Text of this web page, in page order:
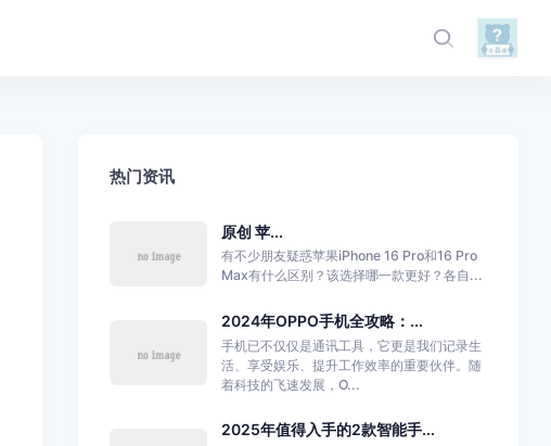
热门资讯
原创 苹...
有不少朋友疑惑苹果iPhone 16 Pro和16 Pro
Max有什么区别？该选择哪一款更好？各自...
2024年OPPO手机全攻略：...
手机已不仅仅是通讯工具，它更是我们记录生
活、享受娱乐、提升工作效率的重要伙伴。随
着科技的飞速发展，O...
2025年值得入手的2款智能手...